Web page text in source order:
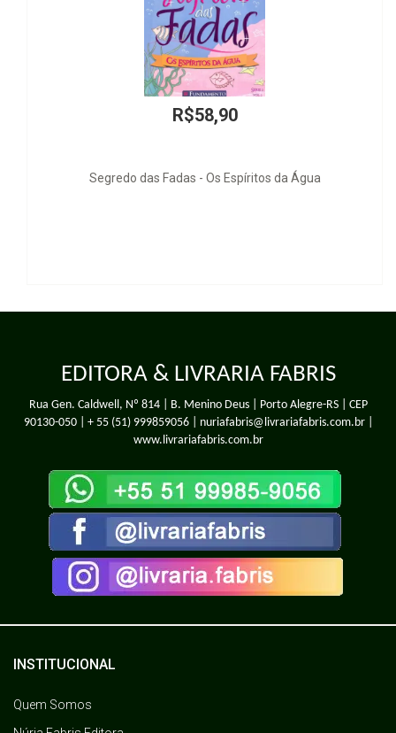
R$200,00
Resolución de Litigios en la OMC
EDITORA & LIVRARIA FABRIS
Rua Gen. Caldwell, Nº 814 | B. Menino Deus | Porto Alegre-RS | CEP
90130-050 | + 55 (51) 999859056| nuriafabris@livrariafabris.com.br |
www.livrariafabris.com.br
INSTITUCIONAL
Quem Somos